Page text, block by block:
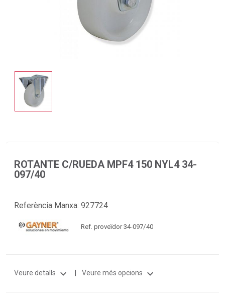
ROTANTE C/RUEDA MPF4 150 NYL4 34-
097/40
Referència Manxa: 927724
Ref. proveïdor 34-097/40
Veure detalls expand_more Veure més opcions expand_more